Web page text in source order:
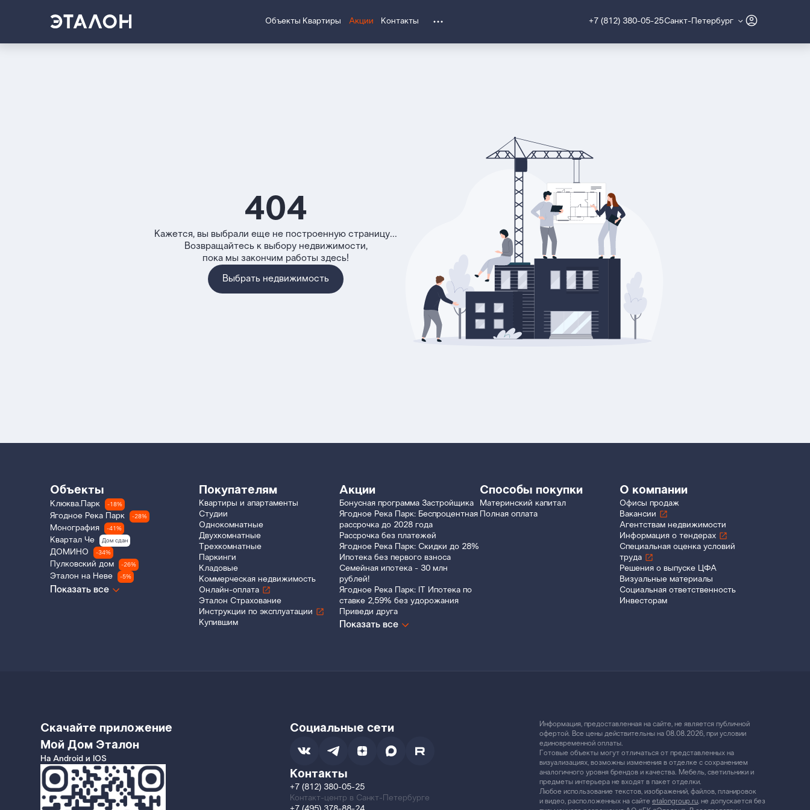
Объекты Квартиры Акции Контакты +7 (812) 380-05-25Санкт-Петербург
404
Кажется, вы выбрали еще не построенную страницу...
Возвращайтесь к выбору недвижимости,
пока мы закончим работы здесь!
Выбрать недвижимость
Объекты
Клюква.Парк -18%
Ягодное Река Парк -28%
Монография -41%
Квартал Че Дом сдан
ДОМИНО -34%
Пулковский дом -26%
Эталон на Неве -5%
Показать все
Покупателям
Квартиры и апартаменты
Студии
Однокомнатные
Двухкомнатные
Трехкомнатные
Паркинги
Кладовые
Коммерческая недвижимость
Онлайн-оплата
Эталон Страхование
Инструкции по эксплуатации
Купившим
Акции
Бонусная программа Застройщика
Ягодное Река Парк: Беспроцентная
рассрочка до 2028 года
Рассрочка без платежей
Ягодное Река Парк: Скидки до 28%
Ипотека без первого взноса
Семейная ипотека - 30 млн
рублей!
Ягодное Река Парк: IT Ипотека по
ставке 2,59% без удорожания
Приведи друга
Показать все
Способы покупки
Материнский капитал
Полная оплата
О компании
Офисы продаж
Вакансии
Агентствам недвижимости
Информация о тендерах
Специальная оценка условий
труда
Решения о выпуске ЦФА
Визуальные материалы
Социальная ответственность
Инвесторам
Скачайте приложение
Мой Дом Эталон
На Android и IOS
Социальные сети
Контакты
+7 (812) 380-05-25
Контакт-центр в Санкт-Петербурге
Информация, предоставленная на сайте, не является публичной
офертой. Все цены действительны на 08.08.2026, при условии
единовременной оплаты.
Готовые объекты могут отличаться от представленных на
визуализациях, возможны изменения в отделке с сохранением
аналогичного уровня брендов и качества. Мебель, светильники и
предметы интерьера не входят в пакет отделки.
Любое использование текстов, изображений, файлов, планировок
и видео, расположенных на сайте etalongroup.ru, не допускается без